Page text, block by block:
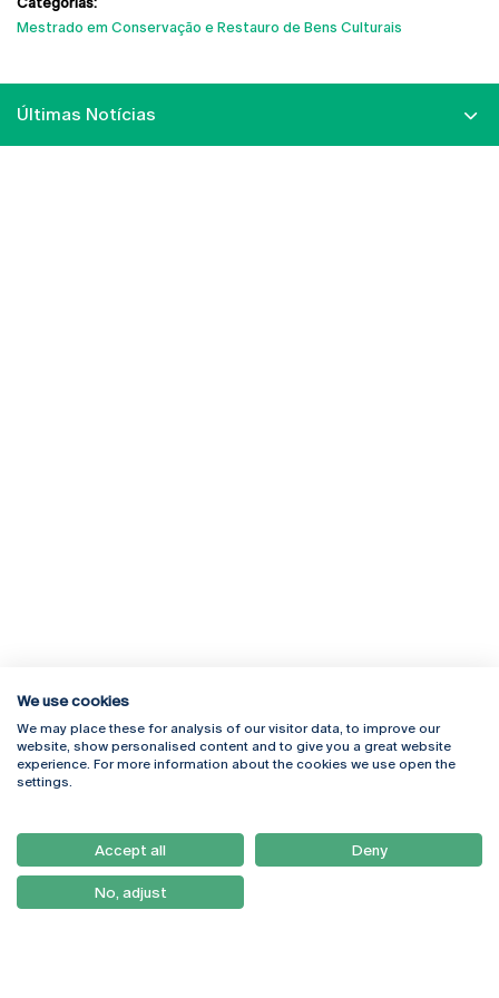
Mestrado em Conservação e Restauro de Bens Culturais
Últimas Notícias
Rua Diogo Botelho 1327
4169-005 Porto
+351 226 196 240
Campus Online
Webmail
Como Chegar
Newsletter
We use cookies
We may place these for analysis of our visitor data, to improve our
website, show personalised content and to give you a great website
experience. For more information about the cookies we use open the
settings.
Accept all Deny
No, adjust